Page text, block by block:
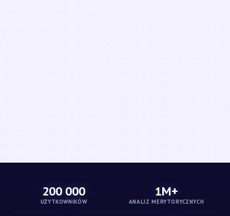
200 000
UŻYTKOWNIKÓW
1M+
ANALIZ MERYTORYCZNYCH